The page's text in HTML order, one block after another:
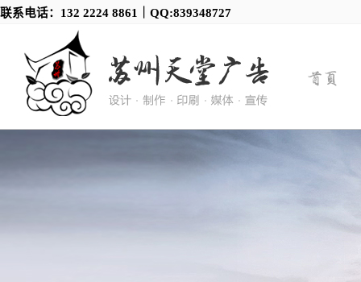
联系电话：132 2224 8861｜QQ:839348727